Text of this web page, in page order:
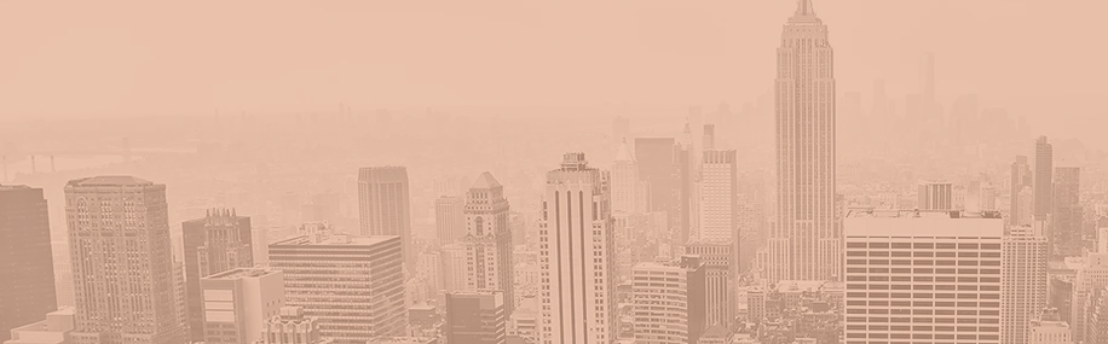
conseille en toute transparence afin de vous permettre de faire des choix
. Vous restez décisionnaire dans votre dossier, en bénéficiant des
informations utiles sur les bénéfices et risques des choix et actions
envisagés"